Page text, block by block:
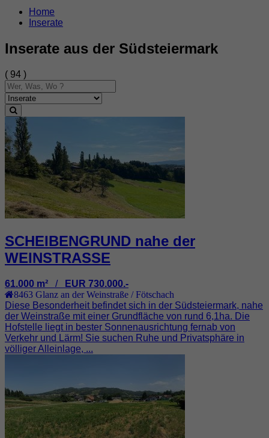
Home
Inserate
Inserate aus der Südsteiermark
( 94 )
SCHEIBENGRUND nahe der
WEINSTRASSE
61.000 m² / EUR 730.000.-
8463 Glanz an der Weinstraße / Fötschach
Diese Besonderheit befindet sich in der Südsteiermark, nahe
der Weinstraße mit einer Grundfläche von rund 6,1ha. Die
Hofstelle liegt in bester Sonnenausrichtung fernab von
Verkehr und Lärm! Sie suchen Ruhe und Privatsphäre in
völliger Alleinlage, ...